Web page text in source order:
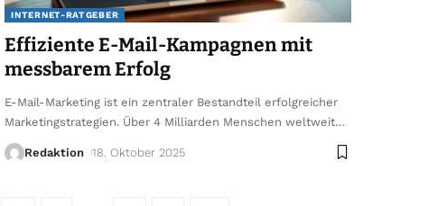
INTERNET-RATGEBER
Effiziente E-Mail-Kampagnen mit
messbarem Erfolg
E-Mail-Marketing ist ein zentraler Bestandteil erfolgreicher
Marketingstrategien. Über 4 Milliarden Menschen weltweit…
Redaktion 18. Oktober 2025